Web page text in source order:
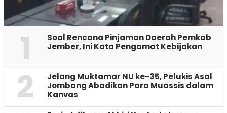
1
‎Soal Rencana Pinjaman Daerah Pemkab
Jember, Ini Kata Pengamat Kebijakan ‎
2
Jelang Muktamar NU ke-35, Pelukis Asal
Jombang Abadikan Para Muassis dalam
Kanvas